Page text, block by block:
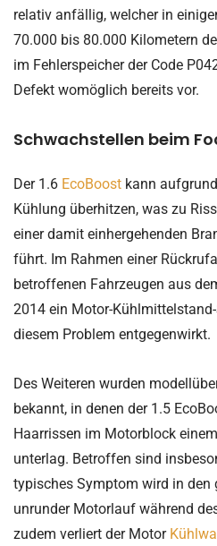
relativ anfällig, welcher in
70.000 bis 80.000 Kilometern
im Fehlerspeicher der Code
Defekt womöglich bereits vor.
Schwachstellen beim
Der 1.6 EcoBoost kann
Kühlung überhitzen, was zu
einer damit einhergehenden
führt. Im Rahmen einer
betroffenen Fahrzeugen aus
2014 ein Motor-
diesem Problem entgegenwirkt.
Des Weiteren wurden
bekannt, in denen der 1.5
Haarrissen im Motorblock
unterlag. Betroffen sind
typisches Symptom wird in den
unrunder Motorlauf während
zudem verliert der Motor